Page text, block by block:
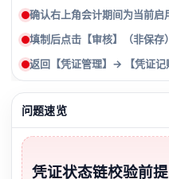
确认右上角会计期间为当前启
填制后点击【审核】（非保
返回【凭证管理】→ 【凭证
问题速览
凭证状态链校验前提